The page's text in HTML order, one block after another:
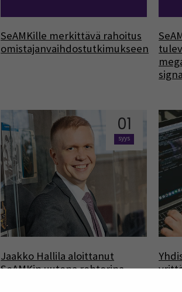
SeAMKille merkittävä rahoitus
omistajanvaihdostutkimukseen
01
syys
Jaakko Hallila aloittanut
SeAMKin uutena rehtorina